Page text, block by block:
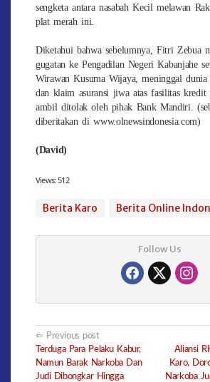
sengketa antara nasabah Kecil melawan
plat merah ini.
Diketahui bahwa sebelumnya, Fitri Zebua
gugatan ke Pengadilan Negeri Kabanjahe
Wirawan Kusuma Wijaya, meninggal dunia
dan klaim asuransi jiwa atas fasilitas kredit
ambil ditolak oleh pihak Bank Mandiri.
diberitakan di www.olnewsindonesia.com)
(David)
Views: 512
Berita Karo Berita Online
Follow Us
Post
navigation
Previous post
Terduga Para Pelaku Kabur,
Namun Barak Narkoba Dan
Judi Dibongkar Hingga
Aliansi
Karo,
Narkoba